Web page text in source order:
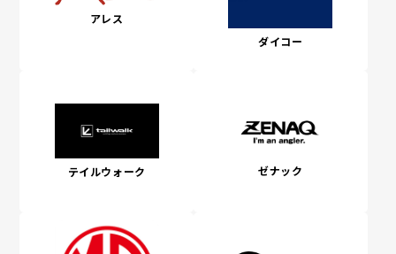
アレス
ダイコー
テイルウォーク ゼナック